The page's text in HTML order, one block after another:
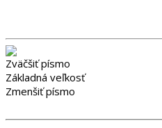
Zväčšiť písmo
Základná veľkosť
Zmenšiť písmo